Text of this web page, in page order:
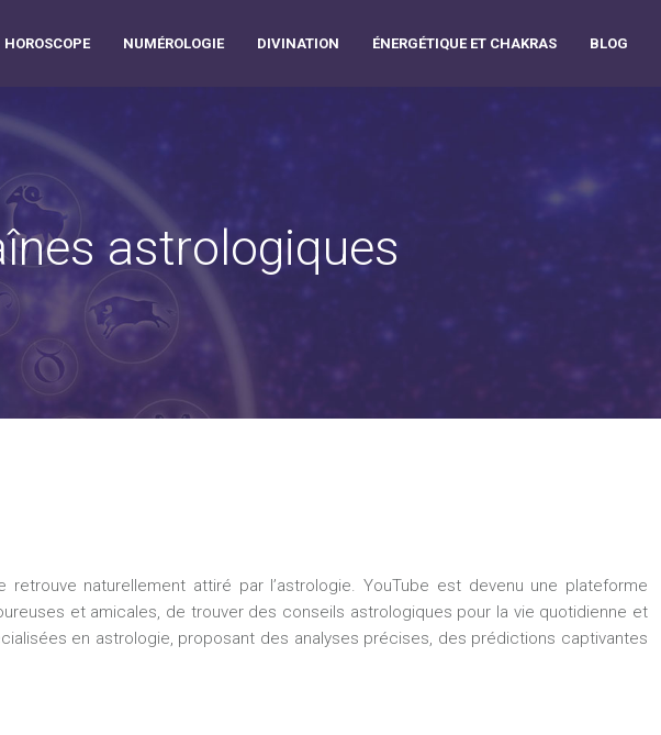
HOROSCOPE NUMÉROLOGIE DIVINATION ÉNERGÉTIQUE ET CHAKRAS BLOG
astrologiques
naturellement attiré par l’astrologie. YouTube est devenu une plateforme
et amicales, de trouver des conseils astrologiques pour la vie quotidienne et
en astrologie, proposant des analyses précises, des prédictions captivantes